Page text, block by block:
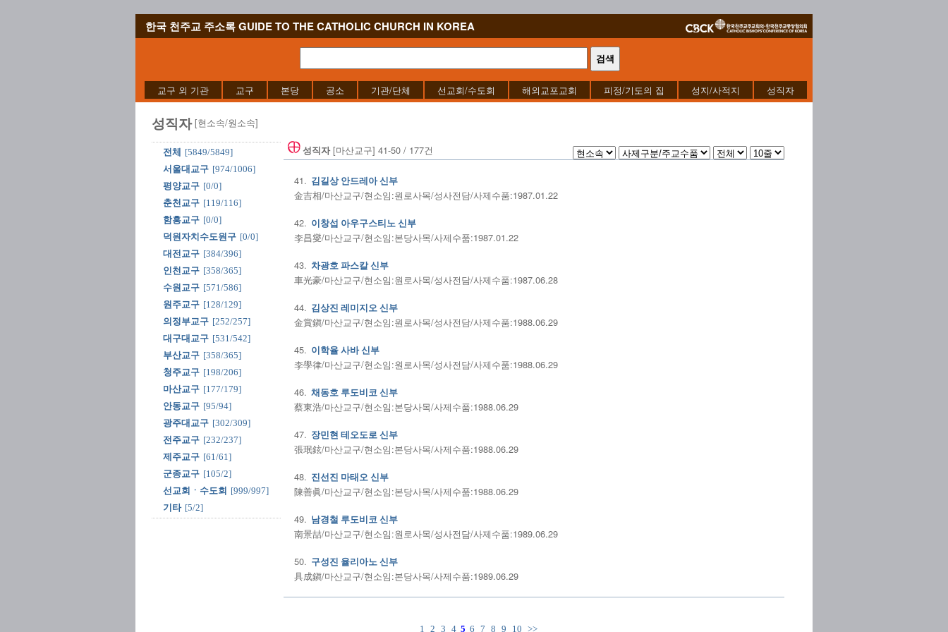
한국 천주교 주소록 GUIDE TO THE CATHOLIC CHURCH IN KOREA
교구 외 기관 교구 본당 공소 기관/단체 선교회/수도회 해외교포교회 피정/기도의 집 성지/사적지 성직자
성직자 [현소속/원소속]
전체
[5849/5849]
서울대교구 [974/1006]
평양교구 [0/0]
춘천교구 [119/116]
함흥교구 [0/0]
덕원자치수도원구 [0/0]
대전교구 [384/396]
인천교구 [358/365]
수원교구 [571/586]
원주교구 [128/129]
의정부교구 [252/257]
대구대교구 [531/542]
부산교구 [358/365]
청주교구 [198/206]
마산교구 [177/179]
안동교구 [95/94]
광주대교구 [302/309]
전주교구 [232/237]
제주교구 [61/61]
군종교구 [105/2]
선교회ㆍ수도회 [999/997]
기타 [5/2]
성직자[마산교구] 41-50 / 177건
41. 김길상 안드레아 신부
金吉相/마산교구/현소임:원로사목/성사전담/사제수품:1987.01.22
42. 이창섭 아우구스티노 신부
李昌燮/마산교구/현소임:본당사목/사제수품:1987.01.22
43. 차광호 파스칼 신부
車光豪/마산교구/현소임:원로사목/성사전담/사제수품:1987.06.28
44. 김상진 레미지오 신부
金賞鎭/마산교구/현소임:원로사목/성사전담/사제수품:1988.06.29
45. 이학율 사바 신부
李學律/마산교구/현소임:원로사목/성사전담/사제수품:1988.06.29
46. 채동호 루도비코 신부
蔡東浩/마산교구/현소임:본당사목/사제수품:1988.06.29
47. 장민현 테오도로 신부
張珉鉉/마산교구/현소임:본당사목/사제수품:1988.06.29
48. 진선진 마태오 신부
陳善眞/마산교구/현소임:본당사목/사제수품:1988.06.29
49. 남경철 루도비코 신부
南景喆/마산교구/현소임:원로사목/성사전담/사제수품:1989.06.29
50. 구성진 율리아노 신부
具成鎭/마산교구/현소임:본당사목/사제수품:1989.06.29
1 2 3 4 5 6 7 8 9 10 >>